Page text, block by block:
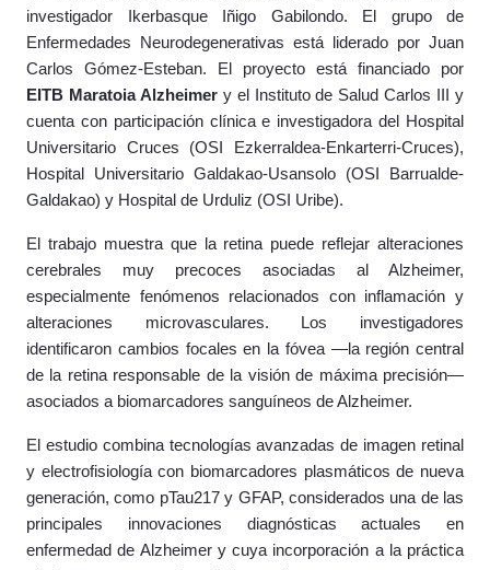
investigador Ikerbasque Iñigo Gabilondo. El grupo de
Enfermedades Neurodegenerativas está liderado por Juan
Carlos Gómez-Esteban. El proyecto está financiado por
EITB Maratoia Alzheimery el Instituto de Salud Carlos III y
cuenta con participación clínica e investigadora del Hospital
Universitario Cruces (OSI Ezkerraldea-Enkarterri-Cruces),
Hospital Universitario Galdakao-Usansolo (OSI Barrualde-
Galdakao) y Hospital de Urduliz (OSI Uribe).
El trabajo muestra que la retina puede reflejar alteraciones
cerebrales muy precoces asociadas al Alzheimer,
especialmente fenómenos relacionados con inflamación y
alteraciones microvasculares. Los investigadores
identificaron cambios focales en la fóvea —la región central
de la retina responsable de la visión de máxima precisión—
asociados a biomarcadores sanguíneos de Alzheimer.
El estudio combina tecnologías avanzadas de imagen retinal
y electrofisiología con biomarcadores plasmáticos de nueva
generación, como pTau217 y GFAP, considerados una de las
principales innovaciones diagnósticas actuales en
enfermedad de Alzheimer y cuya incorporación a la práctica